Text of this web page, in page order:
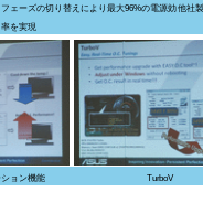
フェーズの切り替えにより最大96%の電源効
率を実現
他社
ョン機能 TurboV